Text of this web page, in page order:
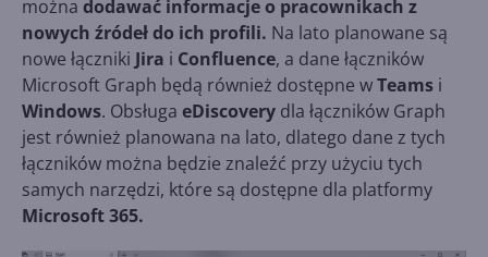
można dodawać informacje o pracownikach z
nowych źródeł do ich profili. Na lato planowane są
nowe łączniki Jira i Confluence, a dane łączników
Microsoft Graph będą również dostępne wTeams i
Windows. Obsługa eDiscovery dla łączników Graph
jest również planowana na lato, dlatego dane z tych
łączników można będzie znaleźć przy użyciu tych
samych narzędzi, które są dostępne dla platformy
Microsoft 365.